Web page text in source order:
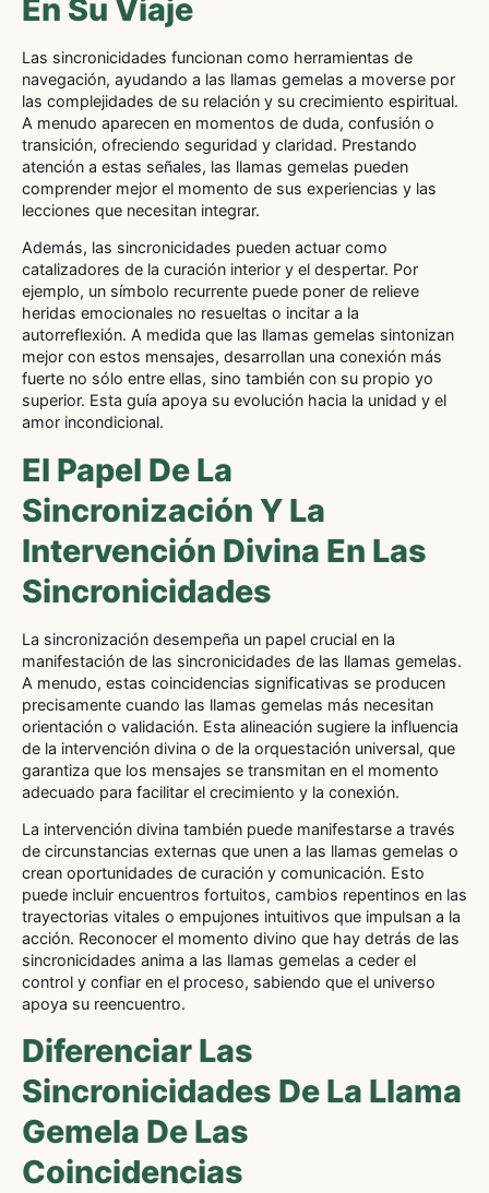
En Su Viaje
Las sincronicidades funcionan como herramientas de
navegación, ayudando a las llamas gemelas a moverse por
las complejidades de su relación y su crecimiento espiritual.
A menudo aparecen en momentos de duda, confusión o
transición, ofreciendo seguridad y claridad. Prestando
atención a estas señales, las llamas gemelas pueden
comprender mejor el momento de sus experiencias y las
lecciones que necesitan integrar.
Además, las sincronicidades pueden actuar como
catalizadores de la curación interior y el despertar. Por
ejemplo, un símbolo recurrente puede poner de relieve
heridas emocionales no resueltas o incitar a la
autorreflexión. A medida que las llamas gemelas sintonizan
mejor con estos mensajes, desarrollan una conexión más
fuerte no sólo entre ellas, sino también con su propio yo
superior. Esta guía apoya su evolución hacia la unidad y el
amor incondicional.
El Papel De La
Sincronización Y La
Intervención Divina En Las
Sincronicidades
La sincronización desempeña un papel crucial en la
manifestación de las sincronicidades de las llamas gemelas.
A menudo, estas coincidencias significativas se producen
precisamente cuando las llamas gemelas más necesitan
orientación o validación. Esta alineación sugiere la influencia
de la intervención divina o de la orquestación universal, que
garantiza que los mensajes se transmitan en el momento
adecuado para facilitar el crecimiento y la conexión.
La intervención divina también puede manifestarse a través
de circunstancias externas que unen a las llamas gemelas o
crean oportunidades de curación y comunicación. Esto
puede incluir encuentros fortuitos, cambios repentinos en las
trayectorias vitales o empujones intuitivos que impulsan a la
acción. Reconocer el momento divino que hay detrás de las
sincronicidades anima a las llamas gemelas a ceder el
control y confiar en el proceso, sabiendo que el universo
apoya su reencuentro.
Diferenciar Las
Sincronicidades De La Llama
Gemela De Las
Coincidencias